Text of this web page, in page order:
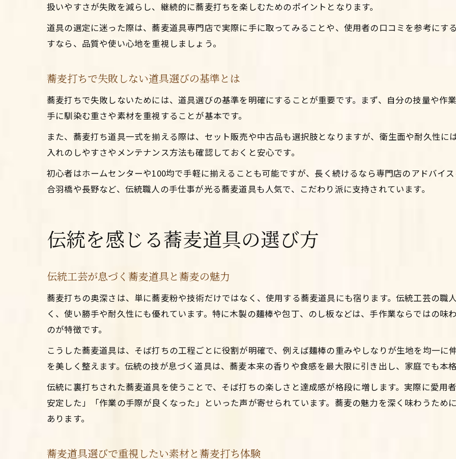
扱いやすさが失敗を減らし、継続的に蕎麦打ちを楽しむためのポイントとなります。
道具の選定に迷った際は、蕎麦道具専門店で実際に手に取ってみることや、使用者の口コミを参考にす
すなら、品質や使い心地を重視しましょう。
蕎麦打ちで失敗しない道具選びの基準とは
蕎麦打ちで失敗しないためには、道具選びの基準を明確にすることが重要です。まず、自分の技量や作
手に馴染む重さや素材を重視することが基本です。
また、蕎麦打ち道具一式を揃える際は、セット販売や中古品も選択肢となりますが、衛生面や耐久性
入れのしやすさやメンテナンス方法も確認しておくと安心です。
初心者はホームセンターや100均で手軽に揃えることも可能ですが、長く続けるなら専門店のアドバイ
合羽橋や長野など、伝統職人の手仕事が光る蕎麦道具も人気で、こだわり派に支持されています。
伝統を感じる蕎麦道具の選び方
伝統工芸が息づく蕎麦道具と蕎麦の魅力
蕎麦打ちの奥深さは、単に蕎麦粉や技術だけではなく、使用する蕎麦道具にも宿ります。伝統工芸の職
く、使い勝手や耐久性にも優れています。特に木製の麺棒や包丁、のし板などは、手作業ならではの味
のが特徴です。
こうした蕎麦道具は、そば打ちの工程ごとに役割が明確で、例えば麺棒の重みやしなりが生地を均一に
を美しく整えます。伝統の技が息づく道具は、蕎麦本来の香りや食感を最大限に引き出し、家庭でも本
伝統に裏打ちされた蕎麦道具を使うことで、そば打ちの楽しさと達成感が格段に増します。実際に愛用
安定した」「作業の手際が良くなった」といった声が寄せられています。蕎麦の魅力を深く味わうため
あります。
蕎麦道具選びで重視したい素材と蕎麦打ち体験